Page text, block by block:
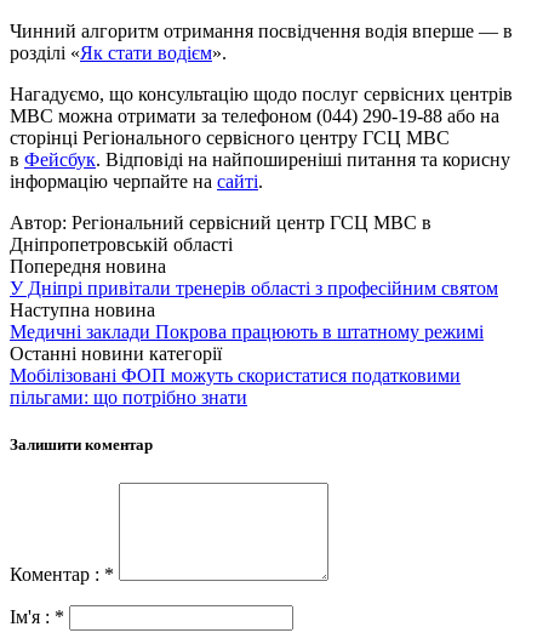
Чинний алгоритм отримання посвідчення водія вперше — в
розділі «Як стати водієм».
Нагадуємо, що консультацію щодо послуг сервісних центрів
МВС можна отримати за телефоном (044) 290-19-88 або на
сторінці Регіонального сервісного центру ГСЦ МВС
в Фейсбук. Відповіді на найпоширеніші питання та корисну
інформацію черпайте на сайті.
Автор: Регіональний сервісний центр ГСЦ МВС в
Дніпропетровській області
Попередня новина
У Дніпрі привітали тренерів області з професійним святом
Наступна новина
Медичні заклади Покрова працюють в штатному режимі
Останні новини категорії
Мобілізовані ФОП можуть скористатися податковими
пільгами: що потрібно знати
Залишити коментар
Коментар : *
Ім'я : *